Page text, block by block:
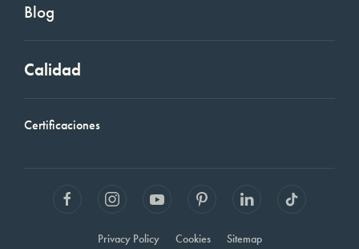
Blog
Calidad
Certificaciones
Privacy Policy Cookies Sitemap